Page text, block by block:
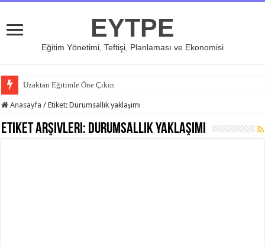
EYTPE
Eğitim Yönetimi, Teftişi, Planlaması ve Ekonomisi
Uzaktan Eğitimle Öne Çıkın
Anasayfa / Etiket:Durumsallık yaklaşımı
Etiket Arşivleri: Durumsallık yaklaşımı